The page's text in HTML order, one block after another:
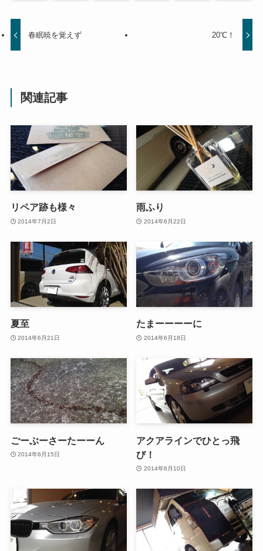
春眠暁を覚えず 20℃！
関連記事
リペア跡も様々
2014年7月2日
雨ふり
2014年6月22日
夏至
2014年6月21日
たまーーーーに
2014年6月18日
ごーぶーさーたーーん
2014年6月15日
アクアラインでひとっ飛
び！
2014年6月10日